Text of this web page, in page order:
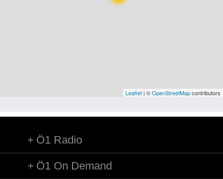
Oberösterreich
Vorarlberg
Natur und Landwirtschaft
Leaflet | ©OpenStreetMapcontributors
Ö1 Radio
Ö1 On Demand